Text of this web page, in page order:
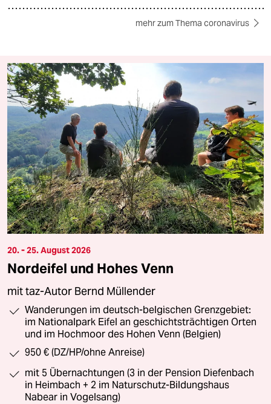
mehr zum Thema coronavirus
20. - 25. August 2026
Nordeifel und Hohes Venn
mit taz-Autor Bernd Müllender
Wanderungen im deutsch-belgischen Grenzgebiet:
im Nationalpark Eifel an geschichtsträchtigen Orten
und im Hochmoor des Hohen Venn (Belgien)
950 € (DZ/HP/ohne Anreise)
mit 5 Übernachtungen (3 in der Pension Diefenbach
in Heimbach + 2 im Naturschutz-Bildungshaus
Nabear in Vogelsang)